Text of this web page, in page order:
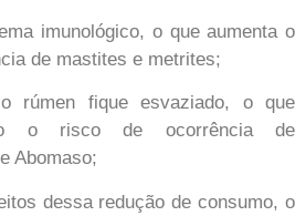
imunológico, o que aumenta o
de mastites e metrites;
rúmen fique esvaziado, o que
o risco de ocorrência de
Abomaso;
dessa redução de consumo, o